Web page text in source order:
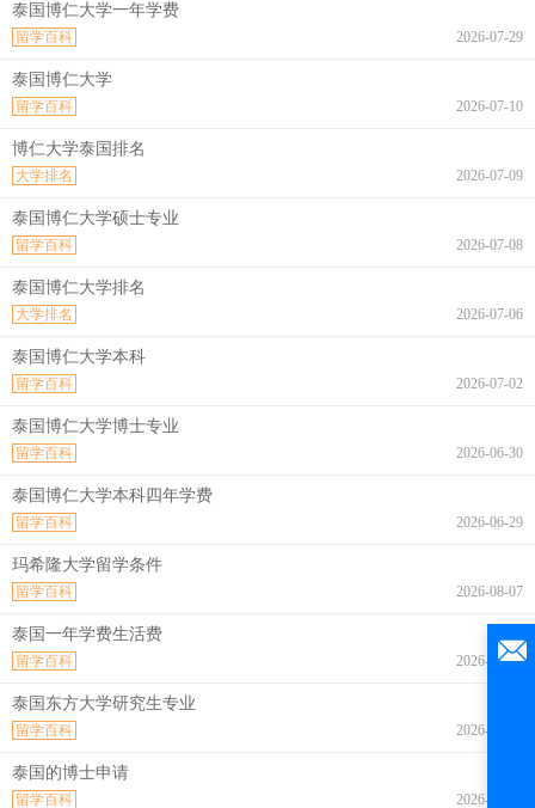
泰国博仁大学一年学费
2026-07-29
留学百科
泰国博仁大学
2026-07-10
留学百科
博仁大学泰国排名
2026-07-09
大学排名
泰国博仁大学硕士专业
2026-07-08
留学百科
泰国博仁大学排名
2026-07-06
大学排名
泰国博仁大学本科
2026-07-02
留学百科
泰国博仁大学博士专业
2026-06-30
留学百科
泰国博仁大学本科四年学费
2026-06-29
留学百科
玛希隆大学留学条件
2026-08-07
留学百科
泰国一年学费生活费
2026-08-07
留学百科
泰国东方大学研究生专业
2026-08-07
留学百科
泰国的博士申请
2026-08-07
留学百科